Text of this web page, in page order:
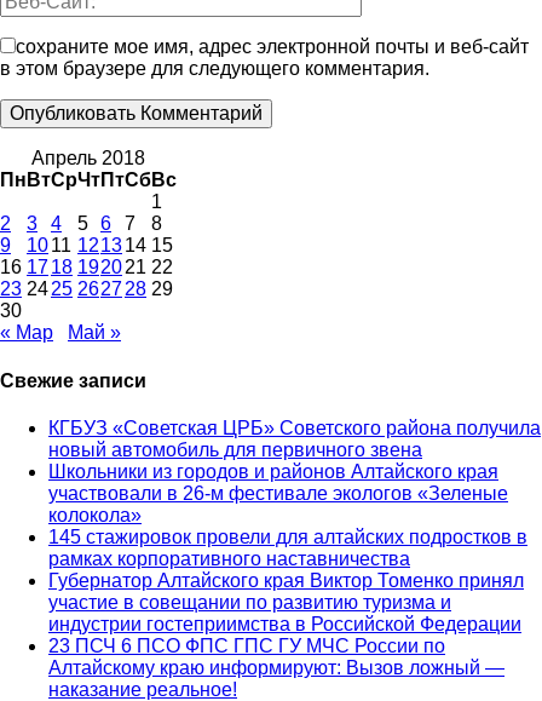
сохраните мое имя, адрес электронной почты и веб-сайт
в этом браузере для следующего комментария.
Апрель 2018
Пн ВтСрЧтПтСбВс
1
2
3 4 5 6 7
8
9
1011 121314 15
16 1718 192021 22
23 2425 262728 29
30
« Мар
Май »
Свежие записи
КГБУЗ «Советская ЦРБ» Советского района получила
новый автомобиль для первичного звена
Школьники из городов и районов Алтайского края
участвовали в 26-м фестивале экологов «Зеленые
колокола»
145 стажировок провели для алтайских подростков в
рамках корпоративного наставничества
Губернатор Алтайского края Виктор Томенко принял
участие в совещании по развитию туризма и
индустрии гостеприимства в Российской Федерации
23 ПСЧ 6 ПСО ФПС ГПС ГУ МЧС России по
Алтайскому краю информируют: Вызов ложный —
наказание реальное!